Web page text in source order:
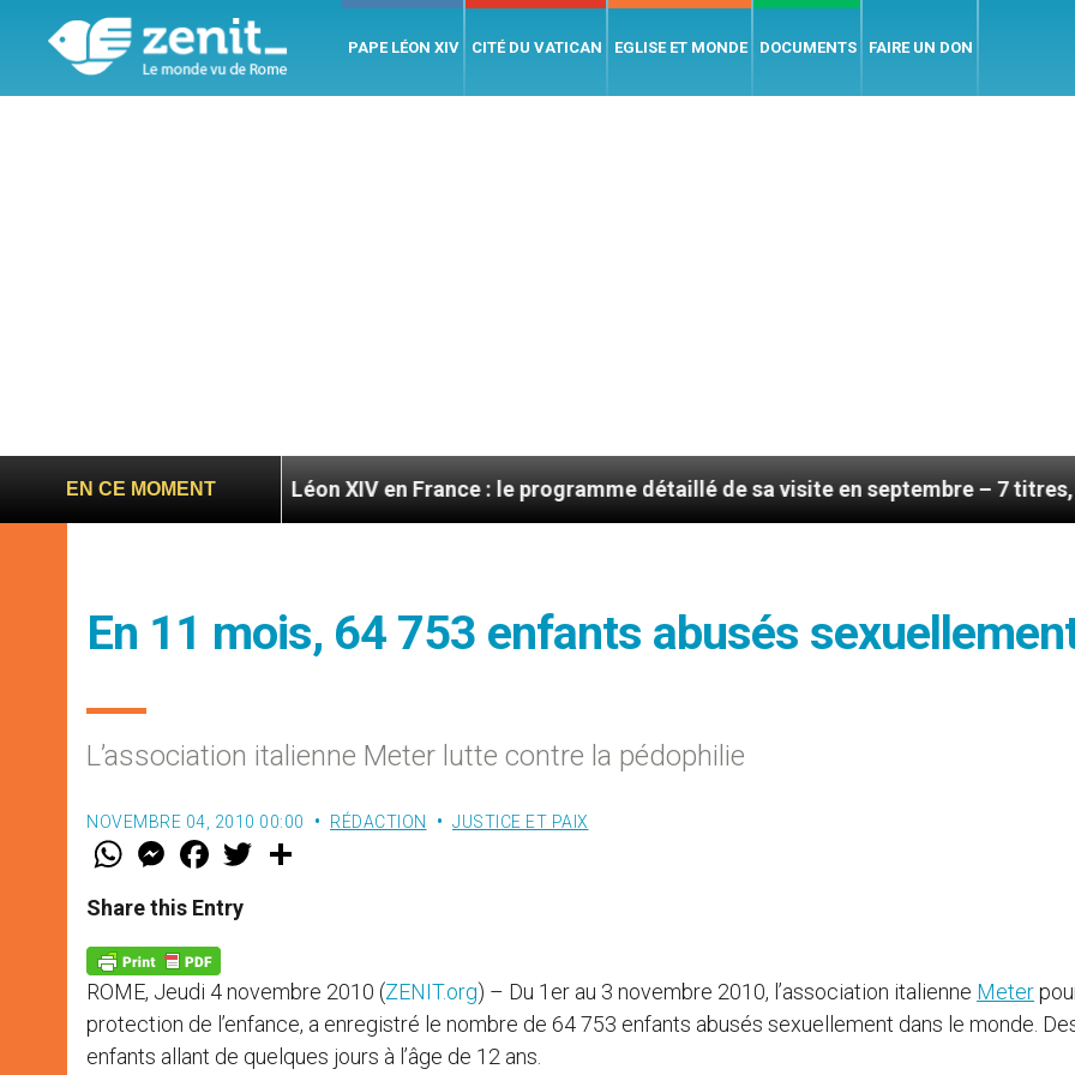
PAPE LÉON XIV CITÉ DU VATICAN EGLISE ET MONDE DOCUMENTS FAIRE UN DON
EN CE MOMENTLéon XIV en France : le programme détaillé de sa visite en septembre – 7 titres, vendredi 7
En 11 mois, 64 753 enfants abusés
L’association italienne Meter lutte contre la pédophilie
NOVEMBRE 04, 2010 00:00 RÉDACTION JUSTICE ET PAIX
W
t
s
p
p
M
e
s
e
g
e
r
F
a
e
b
k
w
Share this Entry
ROME, Jeudi 4 novembre 2010 (ZENIT.org) – Du 1er au 3 novembre 2010, l’association italienne Meter
protection de l’enfance, a enregistré le nombre de 64 753 enfants abusés sexuellement dans le monde.
enfants allant de quelques jours à l’âge de 12 ans.